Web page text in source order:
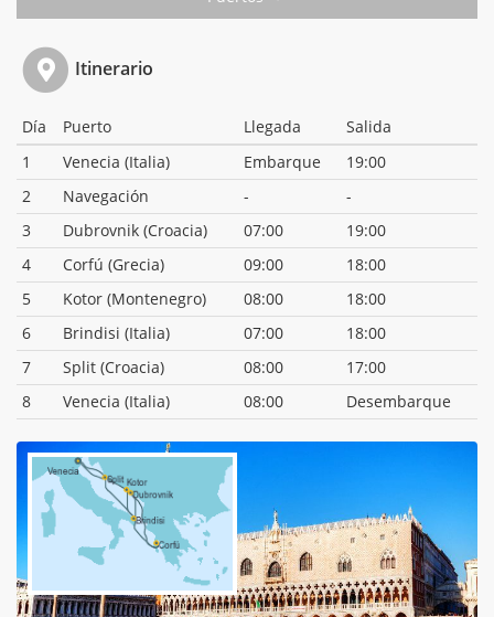
Itinerario
Día Puerto Llegada
Salida
1
Venecia (Italia) Embarque
19:00
2
Navegación -
-
3
Dubrovnik (Croacia) 07:00
19:00
4
Corfú (Grecia) 09:00
18:00
5
Kotor (Montenegro) 08:00
18:00
6
Brindisi (Italia) 07:00
18:00
7
Split (Croacia) 08:00
17:00
8
Venecia (Italia) 08:00 Desembarque